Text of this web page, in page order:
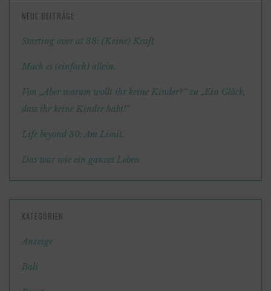
NEUE BEITRÄGE
Starting over at 38: (Keine) Kraft
Mach es (einfach) allein.
Von „Aber warum wollt ihr keine Kinder?“ zu „Ein Glück,
dass ihr keine Kinder habt!“
Life beyond 30: Am Limit.
Das war wie ein ganzes Leben.
KATEGORIEN
Anzeige
Bali